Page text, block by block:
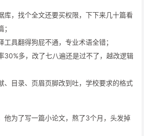
库，找个全文还要买权限，下下来几十篇看
具翻得狗屁不通，专业术语全错；
30%多，改了七八遍还是过不了，越改逻辑
、目录、页眉页脚改到吐，学校要求的格式
他为了写一篇小论文，熬了3个月，头发掉